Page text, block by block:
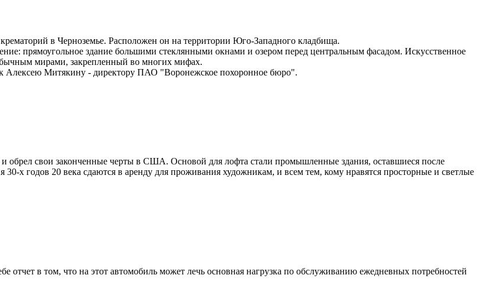
в Черноземье. Расположен он на территории Юго-Западного кладбища.
прямоугольное здание большими стеклянными окнами и озером перед центральным фасадом. Искусственное
мирами, закрепленный во многих мифах.
Алексею Митякину - директору ПАО "Воронежское похоронное бюро".
обрел свои законченные черты в США. Основой для лофта стали промышленные здания, оставшиеся после
х годов 20 века сдаются в аренду для проживания художникам, и всем тем, кому нравятся просторные и светлые
отчет в том, что на этот автомобиль может лечь основная нагрузка по обслуживанию ежедневных потребностей